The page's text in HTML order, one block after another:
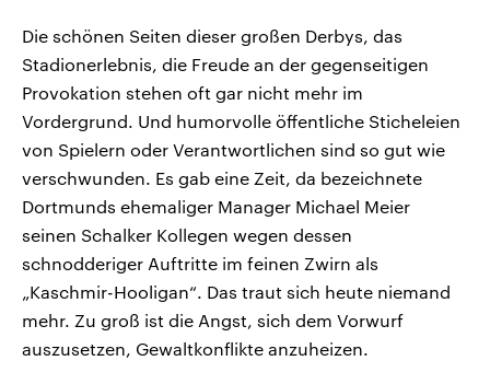
Die schönen Seiten dieser großen Derbys, das
Stadionerlebnis, die Freude an der gegenseitigen
Provokation stehen oft gar nicht mehr im
Vordergrund. Und humorvolle öffentliche Sticheleien
von Spielern oder Verantwortlichen sind so gut wie
verschwunden. Es gab eine Zeit, da bezeichnete
Dortmunds ehemaliger Manager Michael Meier
seinen Schalker Kollegen wegen dessen
schnodderiger Auftritte im feinen Zwirn als
„Kaschmir-Hooligan“. Das traut sich heute niemand
mehr. Zu groß ist die Angst, sich dem Vorwurf
auszusetzen, Gewaltkonflikte anzuheizen.